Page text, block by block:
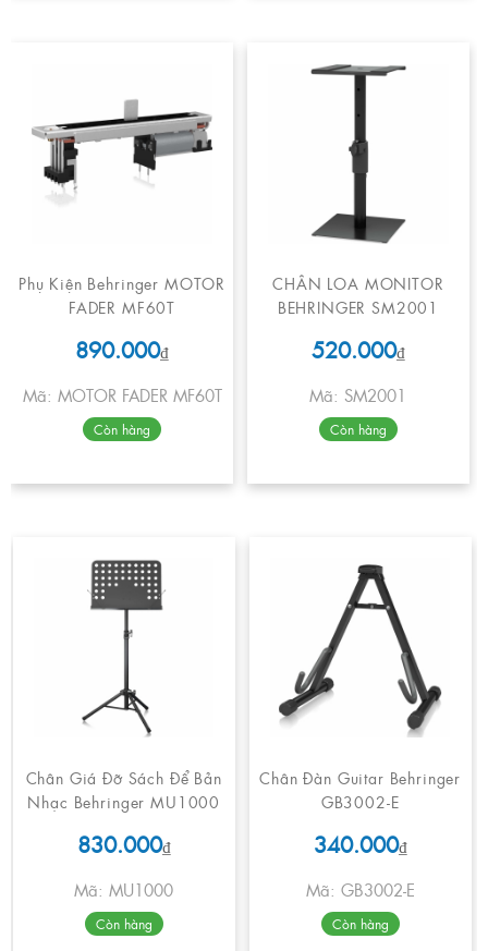
Phụ Kiện Behringer MOTOR
FADER MF60T
890.000₫
Mã: MOTOR FADER MF60T
Còn hàng
CHÂN LOA MONITOR
BEHRINGER SM2001
520.000₫
Mã: SM2001
Còn hàng
Chân Giá Đỡ Sách Để Bản
Nhạc Behringer MU1000
830.000₫
Mã: MU1000
Còn hàng
Chân Đàn Guitar Behringer
GB3002-E
340.000₫
Mã: GB3002-E
Còn hàng